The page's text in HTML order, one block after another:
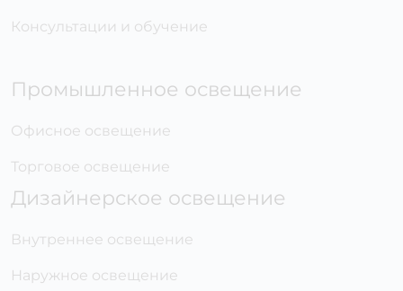
Консультации и обучение
Промышленное освещение
Офисное освещение
Торговое освещение
Дизайнерское освещение
Внутреннее освещение
Наружное освещение